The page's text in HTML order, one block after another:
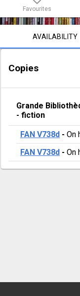
Favourites
Notice content
AVAILABILITY
Copies
Grande
- fiction
FAN V738d - On
FAN V738d - On